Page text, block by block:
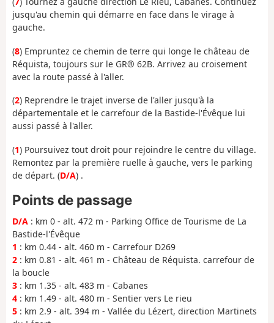
jusqu'au chemin qui démarre en face dans le virage à
gauche.
(8) Empruntez ce chemin de terre qui longe le château de
Réquista, toujours sur le GR® 62B. Arrivez au croisement
avec la route passé à l'aller.
(2) Reprendre le trajet inverse de l'aller jusqu'à la
départementale et le carrefour de la Bastide-l'Évêque lui
aussi passé à l'aller.
(1) Poursuivez tout droit pour rejoindre le centre du village.
Remontez par la première ruelle à gauche, vers le parking
de départ. (D/A) .
Points de passage
D/A : km 0 - alt. 472 m - Parking Office de Tourisme de La
Bastide-l'Évêque
1 : km 0.44 - alt. 460 m - Carrefour D269
2 : km 0.81 - alt. 461 m - Château de Réquista. carrefour de
la boucle
3 : km 1.35 - alt. 483 m - Cabanes
4 : km 1.49 - alt. 480 m - Sentier vers Le rieu
5 : km 2.9 - alt. 394 m - Vallée du Lézert, direction Martinets